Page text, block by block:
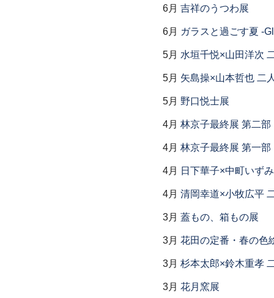
6月 吉祥のうつわ展
6月 ガラスと過ごす夏 -
5月 水垣千悦×山田洋次
5月 矢島操×山本哲也 二
5月 野口悦士展
4月 林京子最終展 第二
4月 林京子最終展 第一
4月 日下華子×中町いず
4月 清岡幸道×小牧広平
3月 蓋もの、箱もの展
3月 花田の定番・春の色
3月 杉本太郎×鈴木重孝
3月 花月窯展